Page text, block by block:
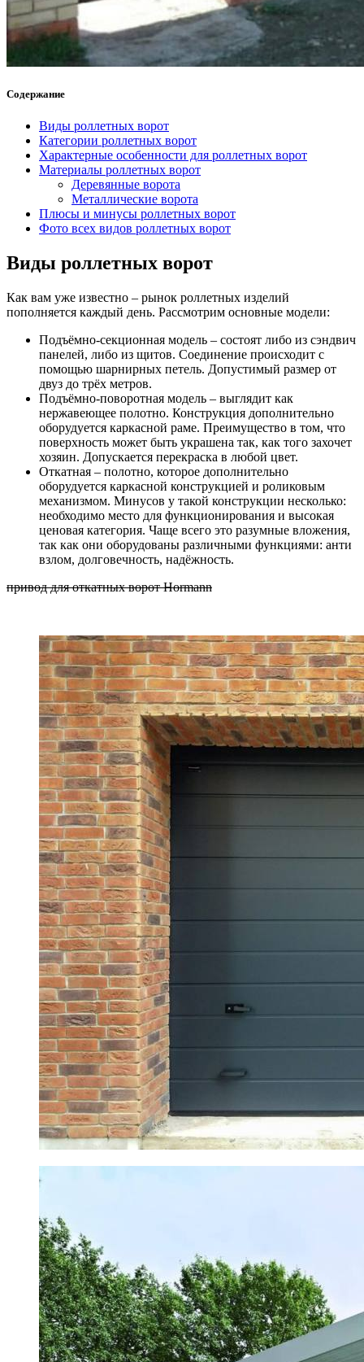
Содержание
Виды роллетных ворот
Категории роллетных ворот
Характерные особенности для роллетных ворот
Материалы роллетных ворот
Деревянные ворота
Металлические ворота
Плюсы и минусы роллетных ворот
Фото всех видов роллетных ворот
Виды роллетных ворот
Как вам уже известно – рынок роллетных изделий
пополняется каждый день. Рассмотрим основные модели:
Подъёмно-секционная модель – состоят либо из сэндвич
панелей, либо из щитов. Соединение происходит с
помощью шарнирных петель. Допустимый размер от
двуз до трёх метров.
Подъёмно-поворотная модель – выглядит как
нержавеющее полотно. Конструкция дополнительно
оборудуется каркасной раме. Преимущество в том, что
поверхность может быть украшена так, как того захочет
хозяин. Допускается перекраска в любой цвет.
Откатная – полотно, которое дополнительно
оборудуется каркасной конструкцией и роликовым
механизмом. Минусов у такой конструкции несколько:
необходимо место для функционирования и высокая
ценовая категория. Чаще всего это разумные вложения,
так как они оборудованы различными функциями: анти
взлом, долговечность, надёжность.
привод для откатных ворот Hormann